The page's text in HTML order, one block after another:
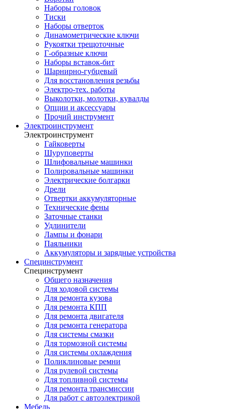
Наборы головок
Тиски
Наборы отверток
Динамометрические ключи
Рукоятки трещоточные
Г-образные ключи
Наборы вставок-бит
Шарнирно-губцевый
Для восстановления резьбы
Электро-тех. работы
Выколотки, молотки, кувалды
Опции и аксессуары
Прочий инструмент
Электроинструмент
Электроинструмент
Гайковерты
Шуруповерты
Шлифовальные машинки
Полировальные машинки
Электрические болгарки
Дрели
Отвертки аккумуляторные
Технические фены
Заточные станки
Удлинители
Лампы и фонари
Паяльники
Аккумуляторы и зарядные устройства
Специнструмент
Специнструмент
Общего назначения
Для ходовой системы
Для ремонта кузова
Для ремонта КПП
Для ремонта двигателя
Для ремонта генератора
Для системы смазки
Для тормозной системы
Для системы охлаждения
Поликлиновые ремни
Для рулевой системы
Для топливной системы
Для ремонта трансмиссии
Для работ с автоэлектрикой
Мебель